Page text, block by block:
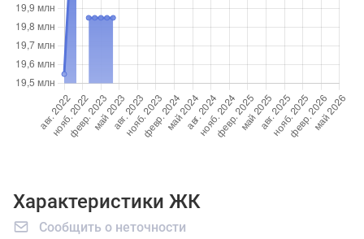
Характеристики ЖК
Сообщить о неточности